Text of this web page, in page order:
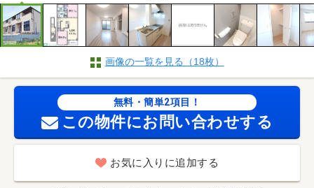
画像の一覧を見る（18枚）
無料・簡単2項目！
この物件にお問い合わせする
お気に入りに追加する